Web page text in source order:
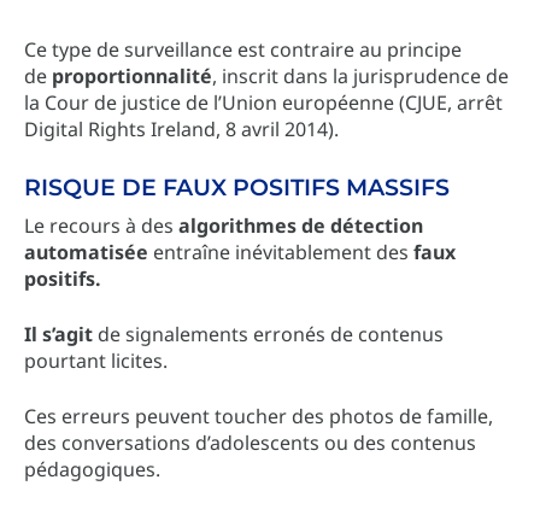
Ce type de surveillance est contraire au principe
de proportionnalité, inscrit dans la jurisprudence de
la Cour de justice de l’Union européenne (CJUE, arrêt
Digital Rights Ireland, 8 avril 2014).
RISQUE DE FAUX POSITIFS MASSIFS
Le recours à des algorithmes de détection
automatisée entraîne inévitablement des faux
positifs.
Il s’agit de signalements erronés de contenus
pourtant licites.
Ces erreurs peuvent toucher des photos de famille,
des conversations d’adolescents ou des contenus
pédagogiques.